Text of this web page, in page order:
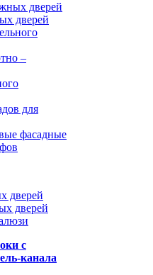
дверей
дверей
–
для
фасадные
дверей
дверей
с
канала